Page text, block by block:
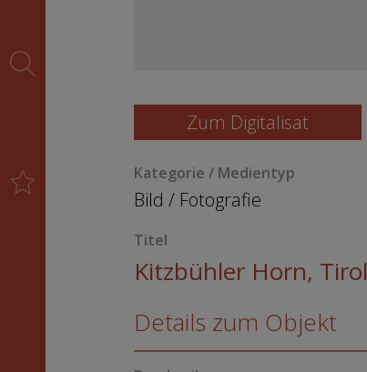
Zum Digitalisat
Kategorie / Medientyp
Bild / Fotografie
Titel
Kitzbühler Horn, Tirol
Details zum Objekt